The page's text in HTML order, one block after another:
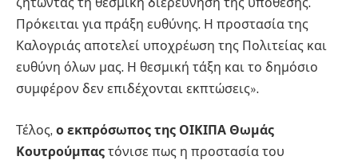
ζητώντας τη θεσμική διερεύνηση της υπόθεσης.
Πρόκειται για πράξη ευθύνης. Η προστασία της
Καλογριάς αποτελεί υποχρέωση της Πολιτείας και
ευθύνη όλων μας. Η θεσμική τάξη και το δημόσιο
συμφέρον δεν επιδέχονται εκπτώσεις».
Τέλος, ο εκπρόσωπος της ΟΙΚΙΠΑ Θωμάς
Κουτρούμπας τόνισε πως η προστασία του